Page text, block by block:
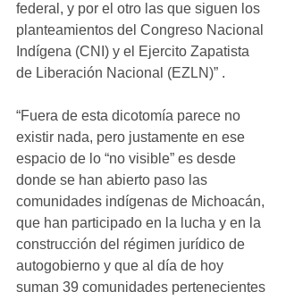
federal, y por el otro las que siguen los
planteamientos del Congreso Nacional
Indígena (CNI) y el Ejercito Zapatista
de Liberación Nacional (EZLN)” .
“Fuera de esta dicotomía parece no
existir nada, pero justamente en ese
espacio de lo “no visible” es desde
donde se han abierto paso las
comunidades indígenas de Michoacán,
que han participado en la lucha y en la
construcción del régimen jurídico de
autogobierno y que al día de hoy
suman 39 comunidades pertenecientes